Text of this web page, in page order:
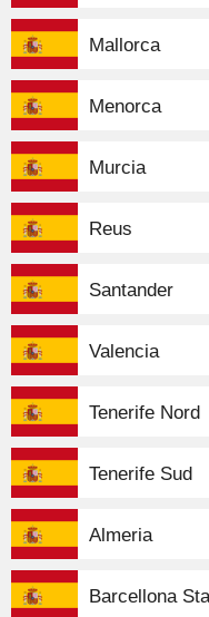
Mallorca
Menorca
Murcia
Reus
Santander
Valencia
Tenerife Nord
Tenerife Sud
Almeria
Barcellona